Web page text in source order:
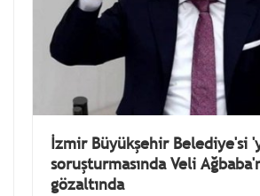
İzmir Büyükşehir Belediye'si
soruşturmasında Veli
gözaltında